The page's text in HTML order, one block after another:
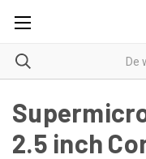
2.5 inch